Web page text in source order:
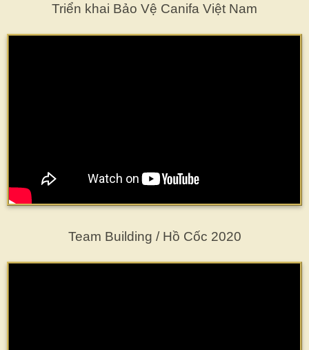
Triển khai Bảo Vệ Canifa Việt Nam
Team Building / Hồ Cốc 2020